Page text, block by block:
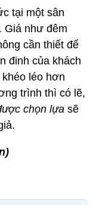
tại một sân
Giá như đêm
cần thiết để
đinh của khách
léo hơn
trình thì có lẽ,
chọn lựa sẽ